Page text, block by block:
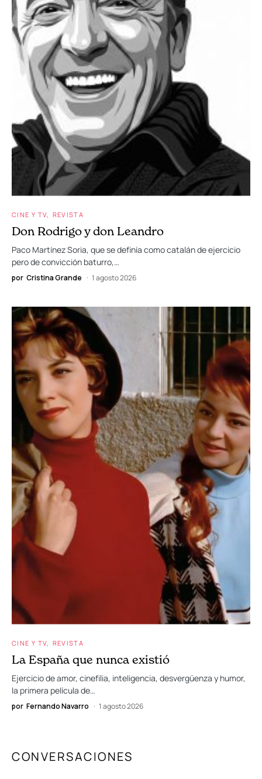
CINE Y TV REVISTA
Don Rodrigo y don Leandro
Paco Martínez Soria, que se definía como catalán de ejercicio
pero de convicción baturro,…
por Cristina Grande 1 agosto 2026
CINE Y TV REVISTA
La España que nunca existió
Ejercicio de amor, cinefilia, inteligencia, desvergüenza y humor,
la primera película de…
por Fernando Navarro 1 agosto 2026
CONVERSACIONES